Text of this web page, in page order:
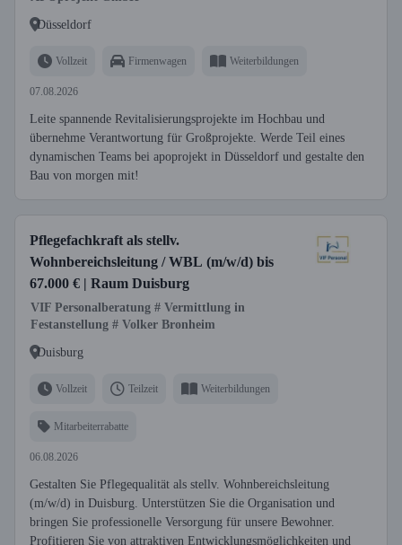
Düsseldorf
Vollzeit Firmenwagen Weiterbildungen
07.08.2026
Leite spannende Revitalisierungsprojekte im Hochbau und
übernehme Verantwortung für Großprojekte. Werde Teil eines
dynamischen Teams bei apoprojekt in Düsseldorf und gestalte den
Bau von morgen mit!
Pflegefachkraft als stellv.
Wohnbereichsleitung / WBL (m/w/d) bis
67.000 € | Raum Duisburg
VIF Personalberatung # Vermittlung in
Festanstellung # Volker Bronheim
Duisburg
Vollzeit Teilzeit Weiterbildungen
Mitarbeiterrabatte
06.08.2026
Gestalten Sie Pflegequalität als stellv. Wohnbereichsleitung
(m/w/d) in Duisburg. Unterstützen Sie die Organisation und
bringen Sie professionelle Versorgung für unsere Bewohner.
Profitieren Sie von attraktiven Entwicklungsmöglichkeiten und